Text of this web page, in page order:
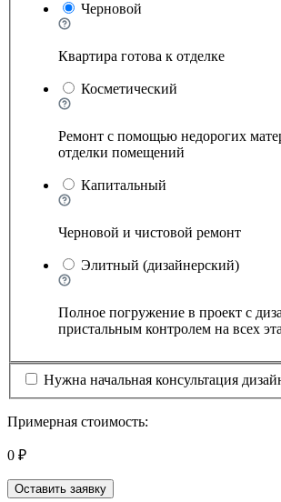
Черновой
Квартира готова к отделке
Косметический
Ремонт с помощью недорогих
отделки помещений
Капитальный
Черновой и чистовой ремонт
Элитный (дизайнерский)
Полное погружение в проект с
пристальным контролем на всех
Нужна начальная консультация
Примерная стоимость:
0 ₽
Оставить заявку